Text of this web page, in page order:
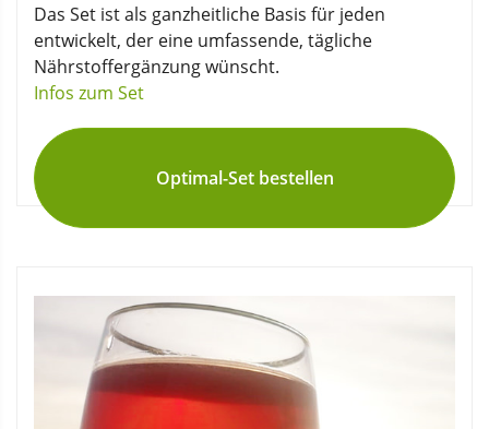
Das Set ist als ganzheitliche Basis für jeden
entwickelt, der eine umfassende, tägliche
Nährstoffergänzung wünscht.
Infos zum Set
Optimal-Set bestellen